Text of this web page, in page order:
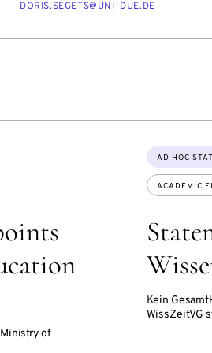
E-
DORIS.SEGETS@UNI-DUE.DE
of
Kein
WissZeitVG
Topics:
AD HOC
ACADEMIC